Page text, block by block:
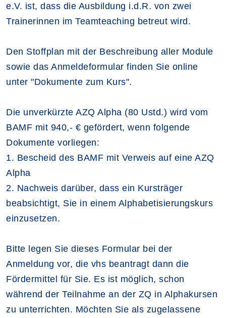
e.V. ist, dass die Ausbildung i.d.R. von zwei
Trainerinnen im Teamteaching betreut wird.
Den Stoffplan mit der Beschreibung aller Module
sowie das Anmeldeformular finden Sie online
unter "Dokumente zum Kurs".
Die unverkürzte AZQ Alpha (80 Ustd.) wird vom
BAMF mit 940,- € gefördert, wenn folgende
Dokumente vorliegen:
1. Bescheid des BAMF mit Verweis auf eine AZQ
Alpha
2. Nachweis darüber, dass ein Kursträger
beabsichtigt, Sie in einem Alphabetisierungskurs
einzusetzen.
Bitte legen Sie dieses Formular bei der
Anmeldung vor, die vhs beantragt dann die
Fördermittel für Sie. Es ist möglich, schon
während der Teilnahme an der ZQ in Alphakursen
zu unterrichten. Möchten Sie als zugelassene